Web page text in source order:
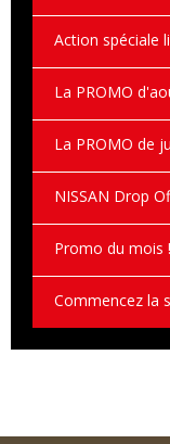
Action spéciale
La PROMO
La PROMO de
NISSAN Drop
Promo du mois
Commencez la